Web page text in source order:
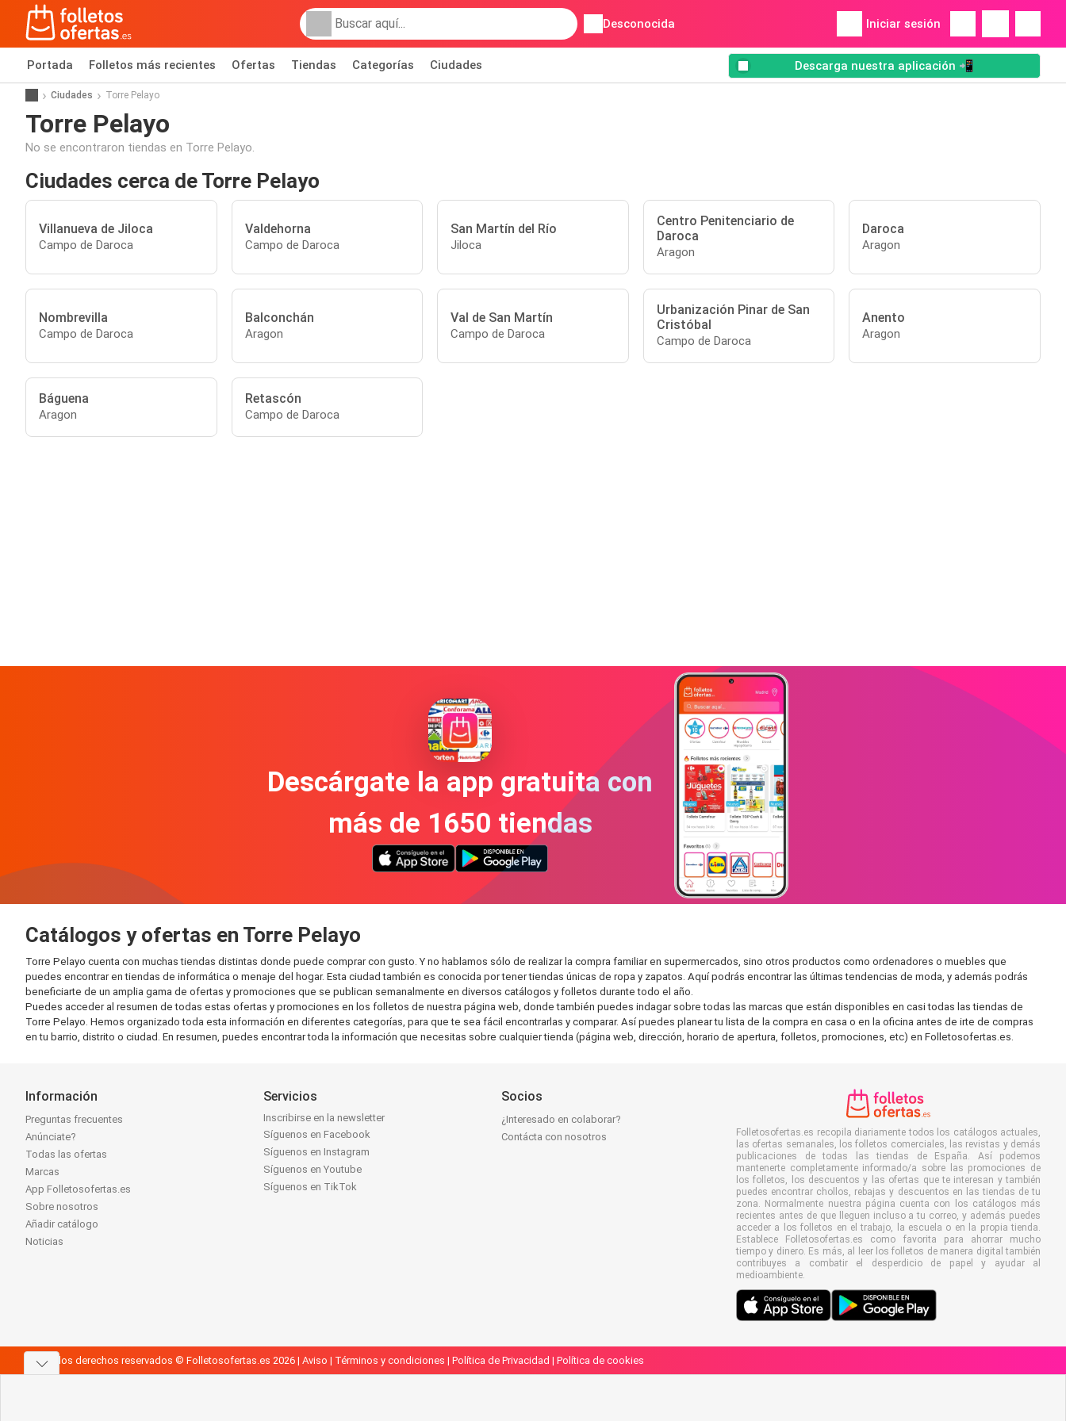
Desconocida Iniciar sesión
Portada Folletos más recientes Ofertas Tiendas Categorías Ciudades Descarga nuestra aplicación 📲
Ciudades Torre Pelayo
Torre Pelayo
No se encontraron tiendas en Torre Pelayo.
Ciudades cerca de Torre Pelayo
Villanueva de Jiloca
Campo de Daroca
Valdehorna
Campo de Daroca
San Martín del Río
Jiloca
Centro Penitenciario de
Daroca
Aragon
Daroca
Aragon
Nombrevilla
Campo de Daroca
Balconchán
Aragon
Val de San Martín
Campo de Daroca
Urbanización Pinar de San
Cristóbal
Campo de Daroca
Anento
Aragon
Báguena
Aragon
Retascón
Campo de Daroca
Descárgate la app gratuita con
más de 1650 tiendas
Catálogos y ofertas en Torre Pelayo
Torre Pelayo cuenta con muchas tiendas distintas donde puede comprar con gusto. Y no hablamos sólo de realizar la compra familiar en supermercados, sino otros productos como ordenadores o muebles que
puedes encontrar en tiendas de informática o menaje del hogar. Esta ciudad también es conocida por tener tiendas únicas de ropa y zapatos. Aquí podrás encontrar las últimas tendencias de moda, y además podrás
beneficiarte de un amplia gama de ofertas y promociones que se publican semanalmente en diversos catálogos y folletos durante todo el año.
Puedes acceder al resumen de todas estas ofertas y promociones en los folletos de nuestra página web, donde también puedes indagar sobre todas las marcas que están disponibles en casi todas las tiendas de
Torre Pelayo. Hemos organizado toda esta información en diferentes categorías, para que te sea fácil encontrarlas y comparar. Así puedes planear tu lista de la compra en casa o en la oficina antes de irte de compras
en tu barrio, distrito o ciudad. En resumen, puedes encontrar toda la información que necesitas sobre cualquier tienda (página web, dirección, horario de apertura, folletos, promociones, etc) en Folletosofertas.es.
Información
Preguntas frecuentes
Anúnciate?
Todas las ofertas
Marcas
App Folletosofertas.es
Sobre nosotros
Añadir catálogo
Noticias
Servicios
Inscribirse en la newsletter
Síguenos en Facebook
Síguenos en Instagram
Síguenos en Youtube
Síguenos en TikTok
Socios
¿Interesado en colaborar?
Contácta con nosotros
Folletosofertas.es recopila diariamente todos los catálogos actuales,
las ofertas semanales, los folletos comerciales, las revistas y demás
publicaciones de todas las tiendas de España. Así podemos
mantenerte completamente informado/a sobre las promociones de
los folletos, los descuentos y las ofertas que te interesan y también
puedes encontrar chollos, rebajas y descuentos en las tiendas de tu
zona. Normalmente nuestra página cuenta con los catálogos más
recientes antes de que lleguen incluso a tu correo, y además puedes
acceder a los folletos en el trabajo, la escuela o en la propia tienda.
Establece Folletosofertas.es como favorita para ahorrar mucho
tiempo y dinero. Es más, al leer los folletos de manera digital también
contribuyes a combatir el desperdicio de papel y ayudar al
medioambiente.
Todos los derechos reservados © Folletosofertas.es 2026 | Aviso | Términos y condiciones | Política de Privacidad | Política de cookies